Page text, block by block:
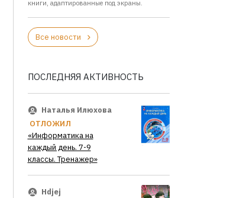
книги, адаптированные под экраны.
Все новости
ПОСЛЕДНЯЯ АКТИВНОСТЬ
Наталья Илюхова
ОТЛОЖИЛ
«Информатика на
каждый день. 7-9
классы. Тренажер»
Hdjej